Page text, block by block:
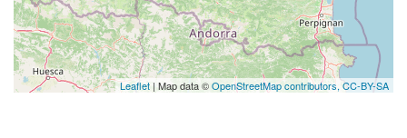
Leaflet | Map data ©OpenStreetMap contributors, CC-BY-SA